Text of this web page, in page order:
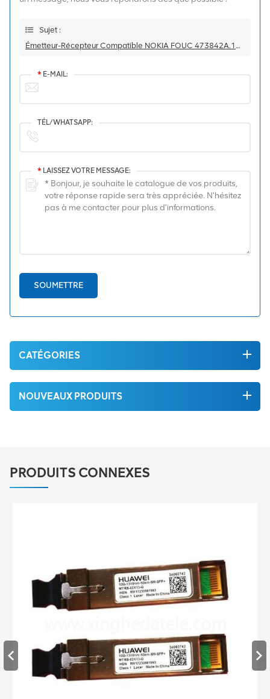
Sujet :
Émetteur-Récepteur Compatible NOKIA FOUC 473842A.101 SFP+ 9.8G SR 300m 850nm
* E-MAIL:
TÉL/WHATSAPP:
* LAISSEZ VOTRE MESSAGE:
SOUMETTRE
CATÉGORIES
NOUVEAUX PRODUITS
PRODUITS CONNEXES